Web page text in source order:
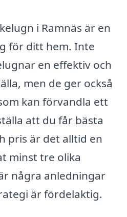
i Ramnäs är en
för ditt hem. Inte
en effektiv och
men de ger också
kan förvandla ett
att du får bästa
pris är det alltid en
minst tre olika
några anledningar
är fördelaktig.